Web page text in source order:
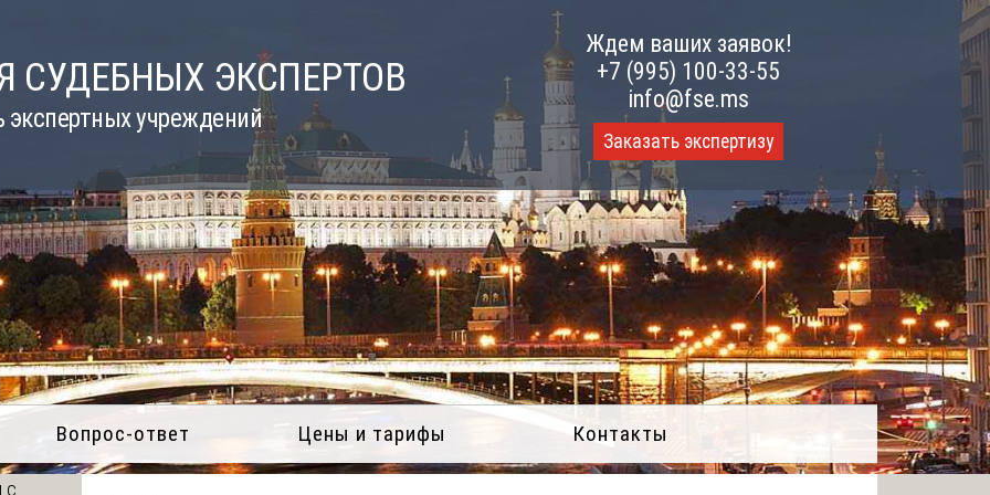
СУДЕБНЫХ ЭКСПЕРТОВ
экспертных учреждений
Ждем ваших заявок!
+7 (995) 100-33-55
info@fse.ms
Заказать экспертизу
Вопрос-ответ Цены и тарифы Контакты
с